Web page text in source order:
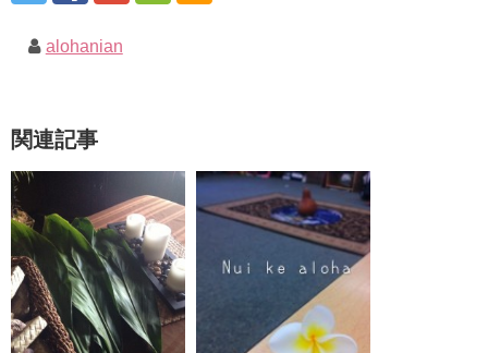
alohanian
関連記事